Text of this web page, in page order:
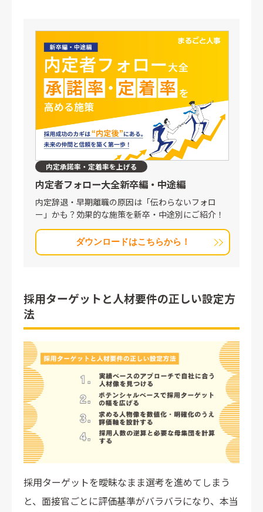
内定承諾率・定着率を上げる
内定者フォロー大全新卒編・中途編
内定辞退・早期離職の原因は「伝わらないフォロ
ー」かも？効果的な施策を新卒・中途別にご紹介！
ダウンロードはこちらから！
採用ターゲットと人材要件の正しい設定方
法
採用ターゲットを曖昧なまま選考を進めてしまう
と、面接官ごとに評価基準がバラバラになり、本当